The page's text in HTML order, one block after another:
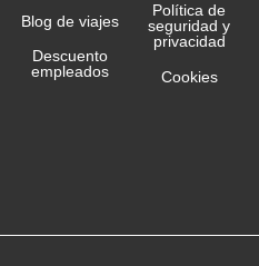
Blog de viajes
Descuento
empleados
Política de
seguridad y
privacidad
Cookies